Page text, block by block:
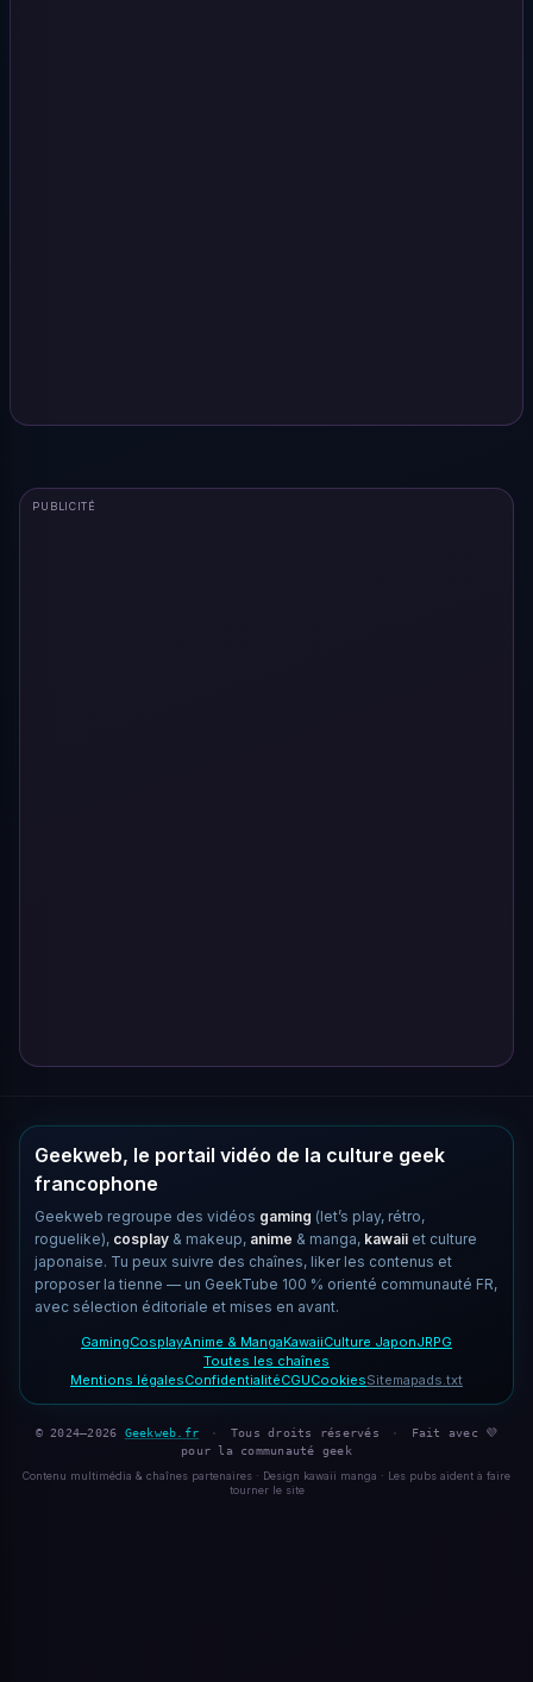
PUBLICITÉ
Geekweb, le portail vidéo de la culture geek
francophone
Geekweb regroupe des vidéos gaming (let’s play, rétro,
roguelike), cosplay & makeup, anime & manga, kawaii et culture
japonaise. Tu peux suivre des chaînes, liker les contenus et
proposer la tienne — un GeekTube 100 % orienté communauté FR,
avec sélection éditoriale et mises en avant.
GamingCosplayAnime & MangaKawaiiCulture JaponJRPG
Toutes les chaînes
Mentions légalesConfidentialitéCGUCookiesSitemapads.txt
© 2024–2026 Geekweb.fr · Tous droits réservés ·
Fait avec 💜
pour la communauté geek
Contenu multimédia & chaînes partenaires · Design kawaii manga · Les pubs aident à faire
tourner le site